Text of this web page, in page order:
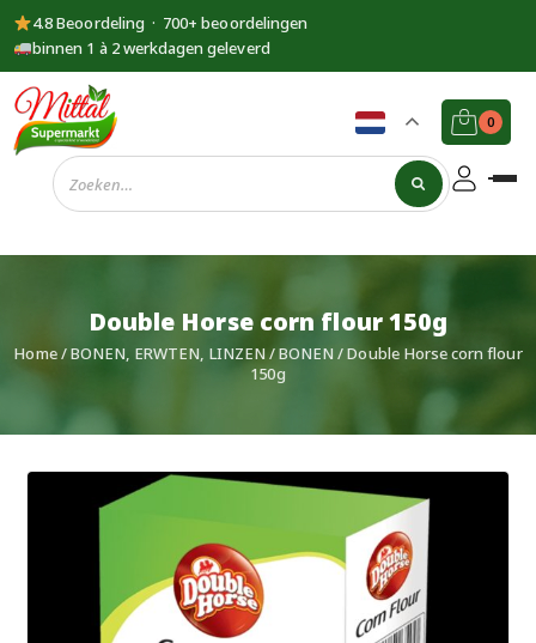
4.8 Beoordeling · 700+ beoordelingen
binnen 1 à 2 werkdagen geleverd
Supermarkt
Mittal
0
Double Horse corn flour 150g
Home/BONEN, ERWTEN, LINZEN/BONEN / Double Horse corn flour
150g